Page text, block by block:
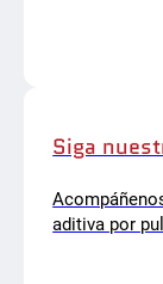
Siga
aditiva por